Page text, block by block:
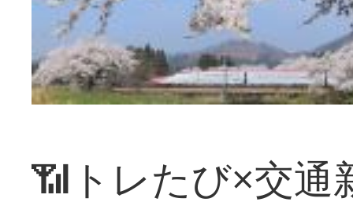
📶トレたび×交通